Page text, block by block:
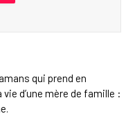
qui prend en
d’une mère de famille :